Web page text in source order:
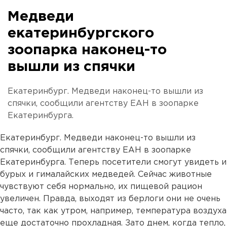
Медведи
екатеринбургского
зоопарка наконец-то
вышли из спячки
Екатеринбург. Медведи наконец-то вышли из
спячки, сообщили агентству ЕАН в зоопарке
Екатеринбурга.
Екатеринбург. Медведи наконец-то вышли из
спячки, сообщили агентству ЕАН в зоопарке
Екатеринбурга. Теперь посетители смогут увидеть и
бурых и гималайских медведей. Сейчас животные
чувствуют себя нормально, их пищевой рацион
увеличен. Правда, выходят из берлоги они не очень
часто, так как утром, например, температура воздуха
еще достаточно прохладная. Зато днем, когда тепло,